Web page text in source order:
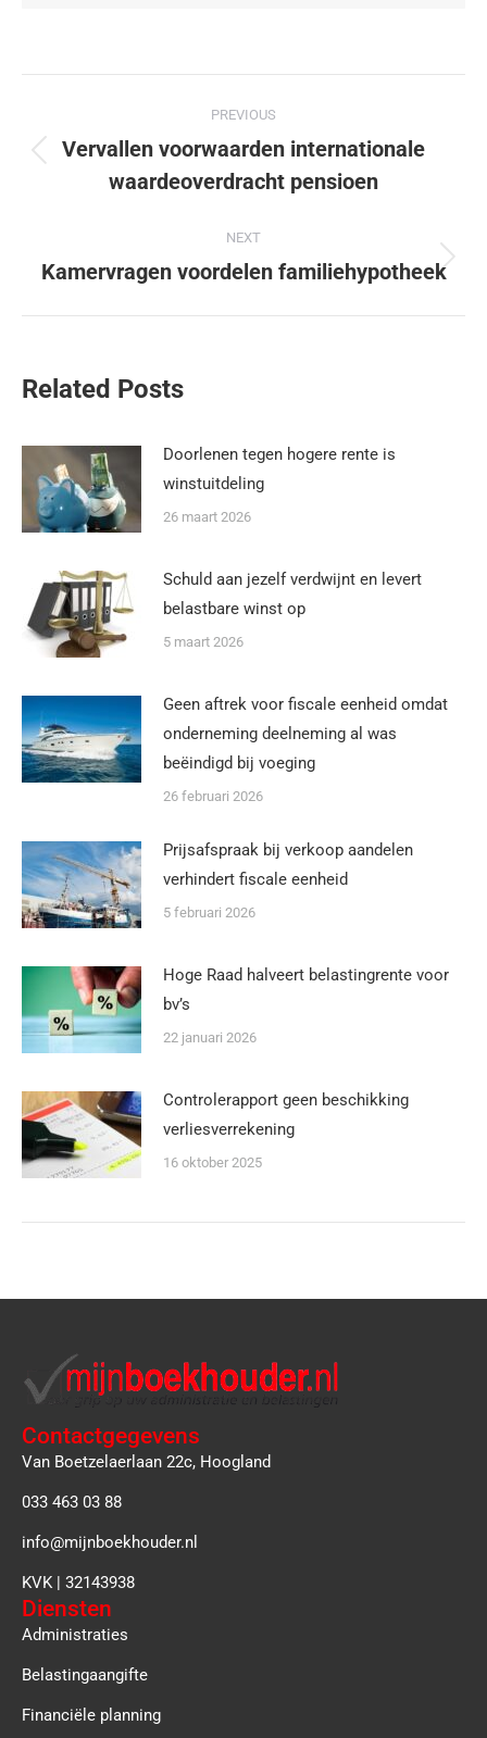
PREVIOUS
Vervallen voorwaarden internationale
waardeoverdracht pensioen
NEXT
Kamervragen voordelen familiehypotheek
Related Posts
Doorlenen tegen hogere rente is
winstuitdeling
26 maart 2026
Schuld aan jezelf verdwijnt en levert
belastbare winst op
5 maart 2026
Geen aftrek voor fiscale eenheid omdat
onderneming deelneming al was
beëindigd bij voeging
26 februari 2026
Prijsafspraak bij verkoop aandelen
verhindert fiscale eenheid
5 februari 2026
Hoge Raad halveert belastingrente voor
bv’s
22 januari 2026
Controlerapport geen beschikking
verliesverrekening
16 oktober 2025
Contactgegevens
Van Boetzelaerlaan 22c, Hoogland
033 463 03 88
info@mijnboekhouder.nl
KVK | 32143938
Diensten
Administraties
Belastingaangifte
Financiële planning